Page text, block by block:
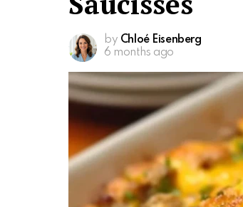
by Chloé Eisenberg
6 months ago